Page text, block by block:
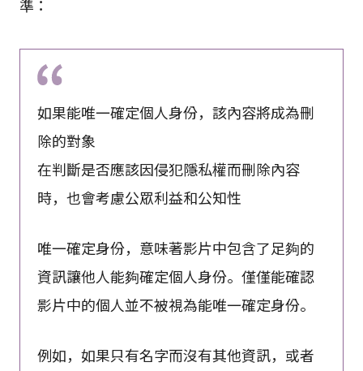
準：
如果能唯一確定個人身份，該內容將成為刪
除的對象
在判斷是否應該因侵犯隱私權而刪除內容
時，也會考慮公眾利益和公知性
唯一確定身份，意味著影片中包含了足夠的
資訊讓他人能夠確定個人身份。僅僅能確認
影片中的個人並不被視為能唯一確定身份。
例如，如果只有名字而沒有其他資訊，或者